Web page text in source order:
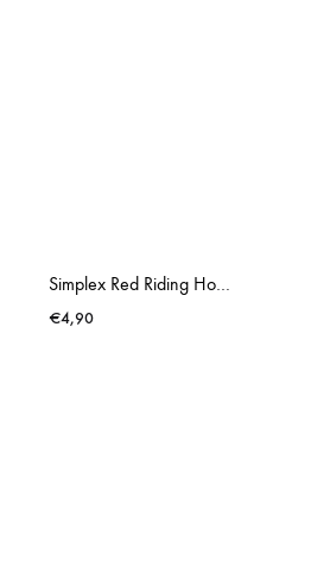
Simplex Red Riding Hood Puzzle
€4,90